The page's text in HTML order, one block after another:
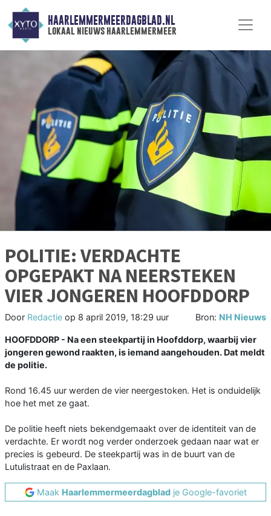
HAARLEMMERMEERDAGBLAD.NL
lokaal nieuws haarlemmermeer
POLITIE: VERDACHTE
OPGEPAKT NA NEERSTEKEN
VIER JONGEREN HOOFDDORP
Door Redactie op 8 april 2019, 18:29 uur Bron: NH Nieuws
HOOFDDORP - Na een steekpartij in Hoofddorp, waarbij vier
jongeren gewond raakten, is iemand aangehouden. Dat meldt
de politie.
Rond 16.45 uur werden de vier neergestoken. Het is onduidelijk
hoe het met ze gaat.
De politie heeft niets bekendgemaakt over de identiteit van de
verdachte. Er wordt nog verder onderzoek gedaan naar wat er
precies is gebeurd. De steekpartij was in de buurt van de
Lutulistraat en de Paxlaan.
Maak Haarlemmermeerdagbladje Google-favoriet